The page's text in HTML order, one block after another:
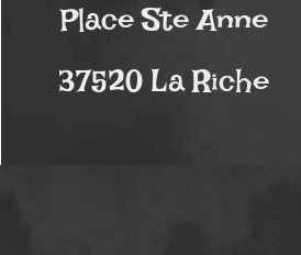
Place Ste Anne
37520 La Riche